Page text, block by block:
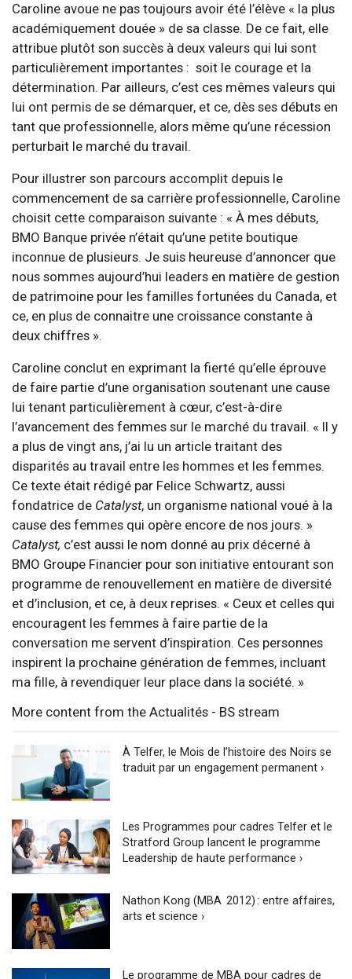
Caroline avoue ne pas toujours avoir été l’élève « la plus
académiquement douée » de sa classe. De ce fait, elle
attribue plutôt son succès à deux valeurs qui lui sont
particulièrement importantes : soit le courage et la
détermination. Par ailleurs, c’est ces mêmes valeurs qui
lui ont permis de se démarquer, et ce, dès ses débuts en
tant que professionnelle, alors même qu’une récession
perturbait le marché du travail.
Pour illustrer son parcours accomplit depuis le
commencement de sa carrière professionnelle, Caroline
choisit cette comparaison suivante : « À mes débuts,
BMO Banque privée n’était qu’une petite boutique
inconnue de plusieurs. Je suis heureuse d’annoncer que
nous sommes aujourd’hui leaders en matière de gestion
de patrimoine pour les familles fortunées du Canada, et
ce, en plus de connaitre une croissance constante à
deux chiffres ».
Caroline conclut en exprimant la fierté qu’elle éprouve
de faire partie d’une organisation soutenant une cause
lui tenant particulièrement à cœur, c’est-à-dire
l’avancement des femmes sur le marché du travail. « Il y
a plus de vingt ans, j’ai lu un article traitant des
disparités au travail entre les hommes et les femmes.
Ce texte était rédigé par Felice Schwartz, aussi
fondatrice de Catalyst, un organisme national voué à la
cause des femmes qui opère encore de nos jours. »
Catalyst, c’est aussi le nom donné au prix décerné à
BMO Groupe Financier pour son initiative entourant son
programme de renouvellement en matière de diversité
et d’inclusion, et ce, à deux reprises. « Ceux et celles qui
encouragent les femmes à faire partie de la
conversation me servent d’inspiration. Ces personnes
inspirent la prochaine génération de femmes, incluant
ma fille, à revendiquer leur place dans la société. »
More content from the Actualités - BS stream
À Telfer, le Mois de l’histoire des Noirs se
traduit par un engagement permanent ›
Les Programmes pour cadres Telfer et le
Stratford Group lancent le programme
Leadership de haute performance ›
Nathon Kong (MBA 2012) : entre affaires,
arts et science ›
Le programme de MBA pour cadres de